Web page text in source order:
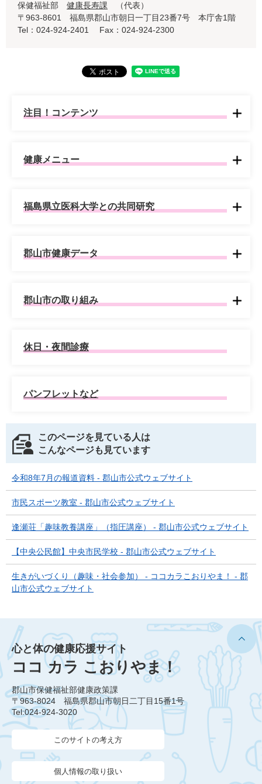
保健福祉部 健康長寿課
代表
〒963-8601 福島県郡山市朝日一丁目23番7号 本庁舎1階
Tel：024-924-2401
Fax：024-924-2300
注目！コンテンツ
健康メニュー
福島県立医科大学との共同研究
郡山市健康データ
郡山市の取り組み
休日・夜間診療
パンフレットなど
このページを見ている人は
こんなページも見ています
令和8年7月の報道資料 - 郡山市公式ウェブサイト
市民スポーツ教室 - 郡山市公式ウェブサイト
逢瀬荘「趣味教養講座」（指圧講座） - 郡山市公式ウェブサイト
【中央公民館】中央市民学校 - 郡山市公式ウェブサイト
生きがいづくり（趣味・社会参加） - ココカラこおりやま！ - 郡
山市公式ウェブサイト
心と体の健康応援サイト
ココ カラ こおりやま！
郡山市保健福祉部健康政策課
〒963-8024 福島県郡山市朝日二丁目15番1号
Tel:024-924-3020
このサイトの考え方
個人情報の取り扱い